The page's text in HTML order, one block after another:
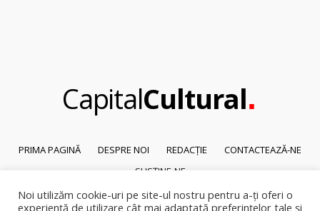
CapitalCultural.
PRIMA PAGINĂ DESPRE NOI REDACȚIE
CONTACTEAZĂ-NE
SUSȚINE-NE
© 2026Capital Cultural
Noi utilizăm cookie-uri pe site-ul nostru pentru a-ți oferi o
experiență de utilizare cât mai adaptată preferințelor tale și